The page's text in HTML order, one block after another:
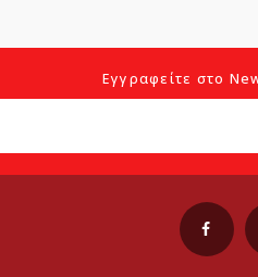
Εγγραφείτε στο